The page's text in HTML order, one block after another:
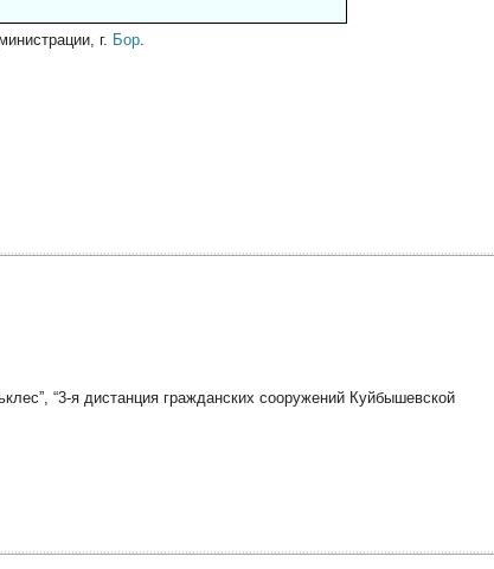
г. Бор.
“3-я дистанция гражданских сооружений Куйбышевской